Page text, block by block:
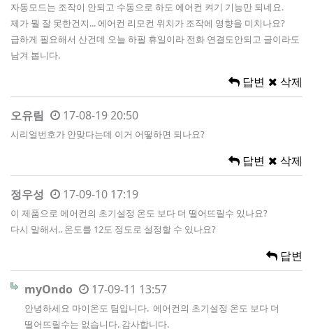
자동모드는 조작이 안되고 수동으로 하도 에어컨 켜기 기능만 되네요.
제가 뭘 잘 못한건지... 에어컨 리모컨 위치가 조작에 영향을 미치나요?
급하게 필요해서 산건데 오늘 하필 휴일이라 전화 연결도안되고 글이라도
남겨 봅니다.
답변 삭제
오유림 17-08-19 20:50
시리얼번호가 안맞다는데 이거 어떻하면 되나요?
답변 삭제
정우성 17-09-10 17:19
이 제품으로 에어컨의 초기설정 온도 보다 더 떨어뜨릴수 있나요?
다시 말해서.. 온도를 12도 정도로 설정할 수 있나요?
답변
myOndo 17-09-11 13:57
안녕하세요 마이온도 팀입니다. 에어컨의 초기설정 온도 보다 더
떨어뜨릴수는 없습니다. 감사합니다.